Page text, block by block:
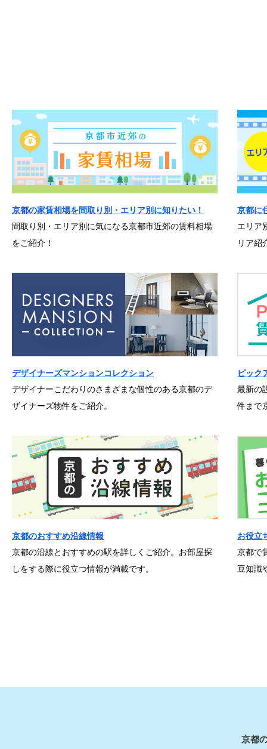
京都の家賃相場を間取り別・エリア別に知りたい！
間取り別・エリア別に気になる京都市近郊の賃料相場
をご紹介！
京都に
エリア
リア紹
デザイナーズマンションコレクション
デザイナーこだわりのさまざまな個性のある京都のデ
ザイナーズ物件をご紹介。
ピック
最新の
件まで
京都のおすすめ沿線情報
京都の沿線とおすすめの駅を詳しくご紹介。お部屋探
しをする際に役立つ情報が満載です。
お役立
京都で
豆知識
京都